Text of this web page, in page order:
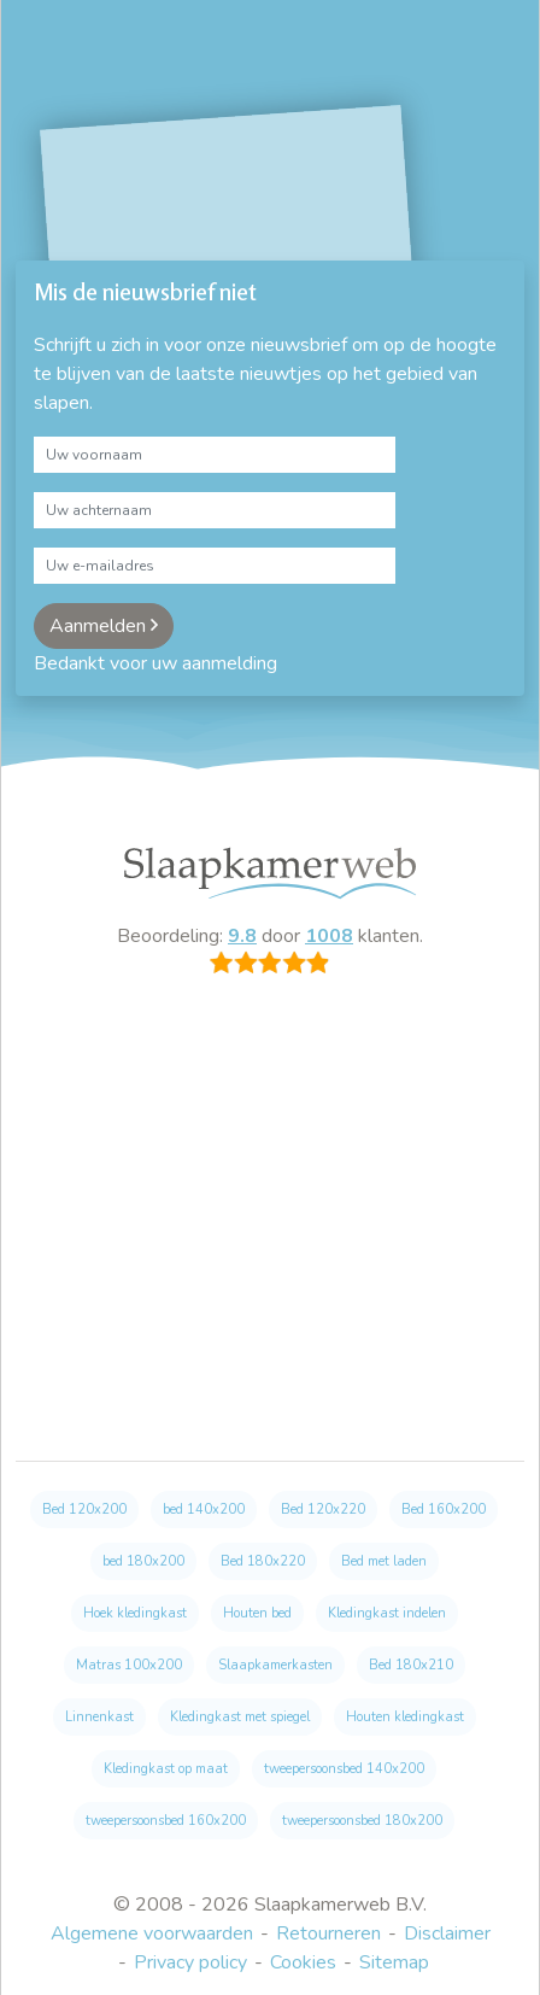
Mis de nieuwsbrief niet
Schrijft u zich in voor onze nieuwsbrief om op de hoogte
te blijven van de laatste nieuwtjes op het gebied van
slapen.
Aanmelden
Bedankt voor uw aanmelding
© 2008 - 2026 Slaapkamerweb B.V.
Algemene voorwaarden
Retourneren
Disclaimer
Privacy policy
Cookies Sitemap
Beoordeling: 9.8 door 1008 klanten.
Bed 120x200 bed 140x200 Bed 120x220 Bed 160x200
bed 180x200 Bed 180x220 Bed met laden
Hoek kledingkast Houten bed Kledingkast indelen
Matras 100x200 Slaapkamerkasten Bed 180x210
Linnenkast Kledingkast met spiegel Houten kledingkast
Kledingkast op maat tweepersoonsbed 140x200
tweepersoonsbed 160x200 tweepersoonsbed 180x200